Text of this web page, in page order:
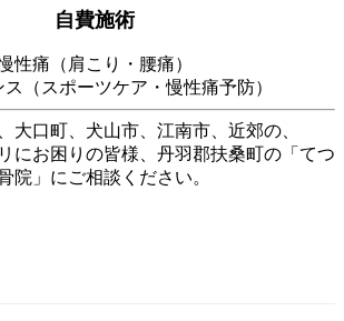
自費施術
性痛（肩こり・腰痛）
ス（スポーツケア・慢性痛予防）
大口町、犬山市、江南市、近郊の、
にお困りの皆様、丹羽郡扶桑町の「てつ
院」にご相談ください。